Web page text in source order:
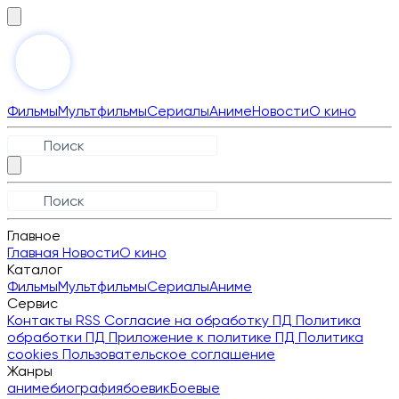
ФильмыМультфильмыСериалыАнимеНовостиО кино
Главное
Главная НовостиО кино
Каталог
ФильмыМультфильмыСериалыАниме
Сервис
Контакты RSS Согласие на обработку ПД Политика
обработки ПД Приложение к политике ПД Политика
cookies Пользовательское соглашение
Жанры
анимебиографиябоевикБоевые